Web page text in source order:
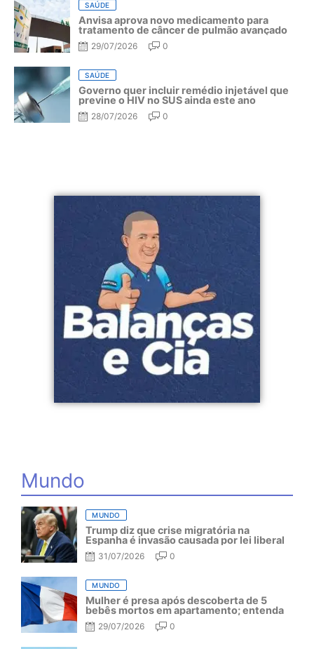
SAÚDE
Anvisa aprova novo medicamento para
tratamento de câncer de pulmão avançado
29/07/2026 0
SAÚDE
Governo quer incluir remédio injetável que
previne o HIV no SUS ainda este ano
28/07/2026 0
Mundo
MUNDO
Trump diz que crise migratória na
Espanha é invasão causada por lei liberal
31/07/2026 0
MUNDO
Mulher é presa após descoberta de 5
bebês mortos em apartamento; entenda
29/07/2026 0